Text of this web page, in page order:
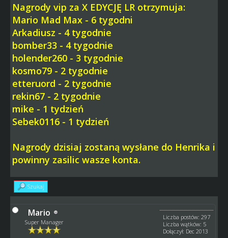
Nagrody vip za X EDYCJĘ LR otrzymuja:
Mario Mad Max - 6 tygodni
Arkadiusz - 4 tygodnie
bomber33 - 4 tygodnie
holender260 - 3 tygodnie
kosmo79 - 2 tygodnie
etteruord - 2 tygodnie
rekin67 - 2 tygodnie
mike - 1 tydzień
Sebek0116 - 1 tydzień
Nagrody dzisiaj zostaną wysłane do Henrika i
powinny zasilic wasze konta.
Szukaj
Mario
Super Manager
Liczba postów: 297
Liczba wątków: 5
Dołączył: Dec 2013